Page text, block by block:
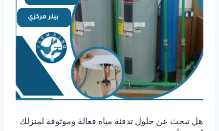
هل تبحث عن حلول تدفئة مياه فعالة وموثوقة لمنزلك